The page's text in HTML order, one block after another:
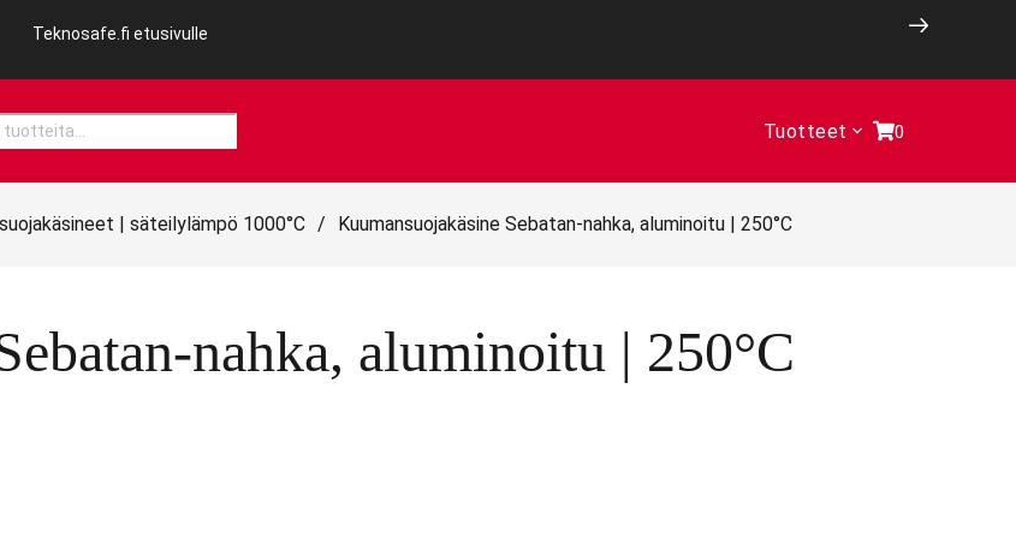
Teknosafe.fi etusivulle
Tuotteet 0
| säteilylämpö 1000°C / Kuumansuojakäsine Sebatan-nahka, aluminoitu | 250°C
nahka, aluminoitu | 250°C